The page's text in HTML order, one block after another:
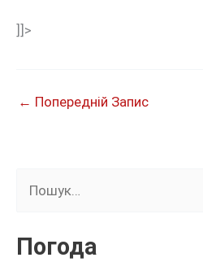
]]>
← Попередній Запис
к
Погода